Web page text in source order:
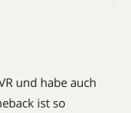
und habe auch
ist so